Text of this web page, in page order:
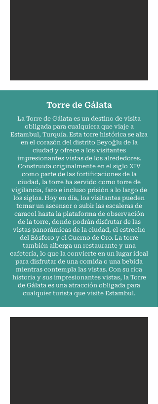
Torre de Gálata
La Torre de Gálata es un destino de visita
obligada para cualquiera que viaje a
Estambul, Turquía. Esta torre histórica se alza
en el corazón del distrito Beyoğlu de la
ciudad y ofrece a los visitantes
impresionantes vistas de los alrededores.
Construida originalmente en el siglo XIV
como parte de las fortificaciones de la
ciudad, la torre ha servido como torre de
vigilancia, faro e incluso prisión a lo largo de
los siglos. Hoy en día, los visitantes pueden
tomar un ascensor o subir las escaleras de
caracol hasta la plataforma de observación
de la torre, donde podrán disfrutar de las
vistas panorámicas de la ciudad, el estrecho
del Bósforo y el Cuerno de Oro. La torre
también alberga un restaurante y una
cafetería, lo que la convierte en un lugar ideal
para disfrutar de una comida o una bebida
mientras contempla las vistas. Con su rica
historia y sus impresionantes vistas, la Torre
de Gálata es una atracción obligada para
cualquier turista que visite Estambul.